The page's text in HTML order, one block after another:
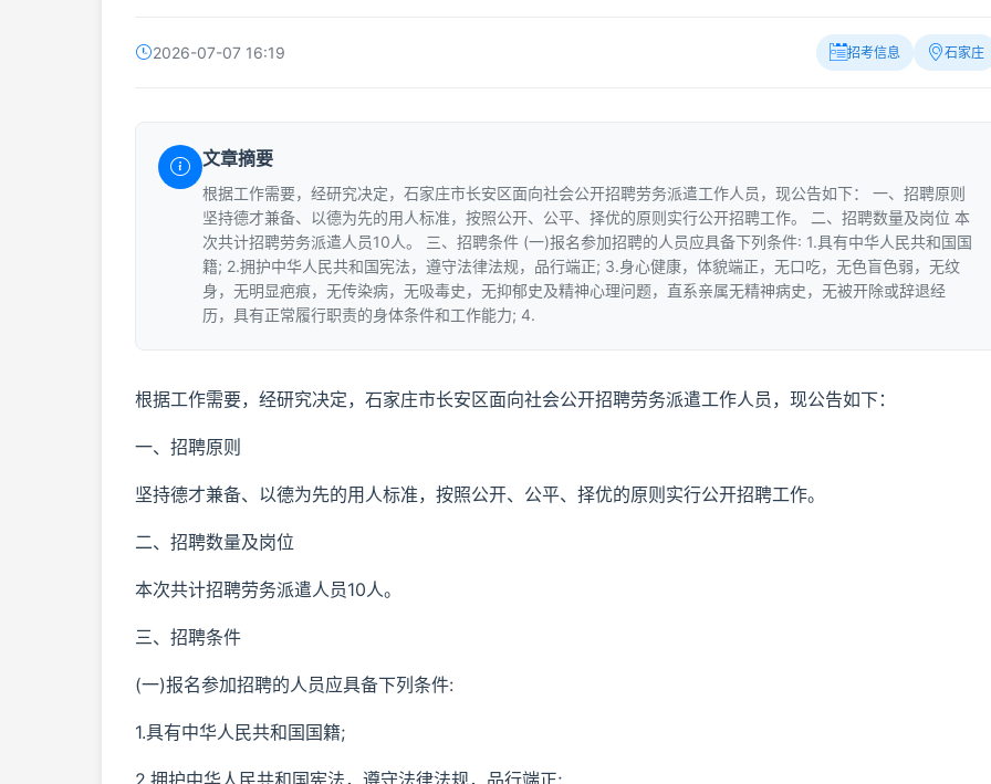
2026-07-07 16:19 招考信息 石家庄
文章摘要
根据工作需要，经研究决定，石家庄市长安区面向社会公开招聘劳务派遣工作人员，现公告如下： 一、招聘原则
坚持德才兼备、以德为先的用人标准，按照公开、公平、择优的原则实行公开招聘工作。 二、招聘数量及岗位 本
次共计招聘劳务派遣人员10人。 三、招聘条件 (一)报名参加招聘的人员应具备下列条件: 1.具有中华人民共和国国
籍; 2.拥护中华人民共和国宪法，遵守法律法规，品行端正; 3.身心健康，体貌端正，无口吃，无色盲色弱，无纹
身，无明显疤痕，无传染病，无吸毒史，无抑郁史及精神心理问题，直系亲属无精神病史，无被开除或辞退经
历，具有正常履行职责的身体条件和工作能力; 4.
根据工作需要，经研究决定，石家庄市长安区面向社会公开招聘劳务派遣工作人员，现公告如下：
一、招聘原则
坚持德才兼备、以德为先的用人标准，按照公开、公平、择优的原则实行公开招聘工作。
二、招聘数量及岗位
本次共计招聘劳务派遣人员10人。
三、招聘条件
(一)报名参加招聘的人员应具备下列条件:
1.具有中华人民共和国国籍;
2.拥护中华人民共和国宪法，遵守法律法规，品行端正;